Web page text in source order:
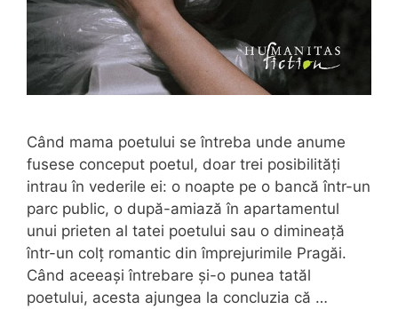
Când mama poetului se întreba unde anume
fusese conceput poetul, doar trei posibilități
intrau în vederile ei: o noapte pe o bancă într-un
parc public, o după-amiază în apartamentul
unui prieten al tatei poetului sau o dimineață
într-un colț romantic din împrejurimile Pragăi.
Când aceeași întrebare și-o punea tatăl
poetului, acesta ajungea la concluzia că …